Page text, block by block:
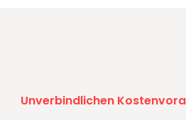
Unverbindlichen